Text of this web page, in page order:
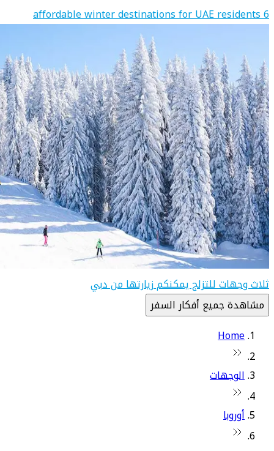
6 affordable winter destinations for UAE residents
ثلاث وجهات للتزلج يمكنكم زيارتها من دبي
مشاهدة جميع أفكار السفر
Home
الوجهات
أوروبا